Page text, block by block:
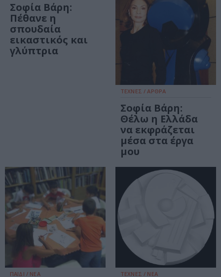
Σοφία Βάρη:
Πέθανε η
σπουδαία
εικαστικός και
γλύπτρια
ΤΕΧΝΕΣ / ΑΡΘΡΑ
Σοφία Βάρη:
Θέλω η Ελλάδα
να εκφράζεται
μέσα στα έργα
μου
ΠΑΙΔΙ / ΝΕΑ ΤΕΧΝΕΣ / ΝΕΑ